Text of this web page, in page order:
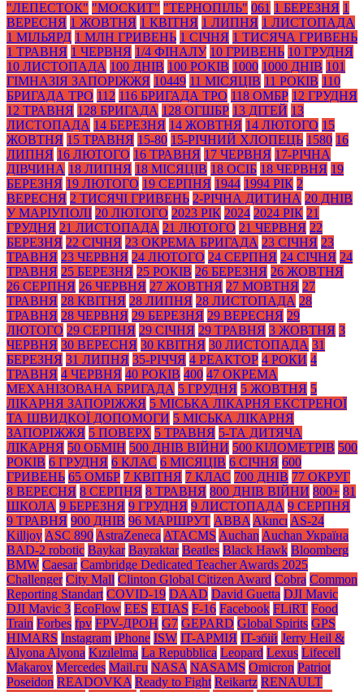
"ЛЕПЕСТОК" "МОСКИТ" "ТЕРНОПІЛЬ" 061 1 БЕРЕЗНЯ 1
ВЕРЕСНЯ 1 ЖОВТНЯ 1 КВІТНЯ 1 ЛИПНЯ 1 ЛИСТОПАДА
1 МІЛЬЯРД 1 МЛН ГРИВЕНЬ 1 СІЧНЯ 1 ТИСЯЧА ГРИВЕНЬ
1 ТРАВНЯ 1 ЧЕРВНЯ 1/4 ФІНАЛУ 10 ГРИВЕНЬ 10 ГРУДНЯ
10 ЛИСТОПАДА 100 ДНІВ 100 РОКІВ 1000 1000 ДНІВ 101
ГІМНАЗІЯ ЗАПОРІЖЖЯ 10449 11 МІСЯЦІВ 11 РОКІВ 110
БРИГАДА ТРО 112 116 БРИГАДА ТРО 118 ОМБР 12 ГРУДНЯ
12 ТРАВНЯ 128 БРИГАДА 128 ОГШБР 13 ДІТЕЙ 13
ЛИСТОПАДА 14 БЕРЕЗНЯ 14 ЖОВТНЯ 14 ЛЮТОГО 15
ЖОВТНЯ 15 ТРАВНЯ 15-80 15-РІЧНИЙ ХЛОПЕЦЬ 1580 16
ЛИПНЯ 16 ЛЮТОГО 16 ТРАВНЯ 17 ЧЕРВНЯ 17-РІЧНА
ДІВЧИНА 18 ЛИПНЯ 18 МІСЯЦІВ 18 ОСІБ 18 ЧЕРВНЯ 19
БЕРЕЗНЯ 19 ЛЮТОГО 19 СЕРПНЯ 1944 1994 РІК 2
ВЕРЕСНЯ 2 ТИСЯЧІ ГРИВЕНЬ 2-РІЧНА ДИТИНА 20 ДНІВ
У МАРІУПОЛІ 20 ЛЮТОГО 2023 РІК 2024 2024 РІК 21
ГРУДНЯ 21 ЛИСТОПАДА 21 ЛЮТОГО 21 ЧЕРВНЯ 22
БЕРЕЗНЯ 22 СІЧНЯ 23 ОКРЕМА БРИГАДА 23 СІЧНЯ 23
ТРАВНЯ 23 ЧЕРВНЯ 24 ЛЮТОГО 24 СЕРПНЯ 24 СІЧНЯ 24
ТРАВНЯ 25 БЕРЕЗНЯ 25 РОКІВ 26 БЕРЕЗНЯ 26 ЖОВТНЯ
26 СЕРПНЯ 26 ЧЕРВНЯ 27 ЖОВТНЯ 27 МОВТНЯ 27
ТРАВНЯ 28 КВІТНЯ 28 ЛИПНЯ 28 ЛИСТОПАДА 28
ТРАВНЯ 28 ЧЕРВНЯ 29 БЕРЕЗНЯ 29 ВЕРЕСНЯ 29
ЛЮТОГО 29 СЕРПНЯ 29 СІЧНЯ 29 ТРАВНЯ 3 ЖОВТНЯ 3
ЧЕРВНЯ 30 ВЕРЕСНЯ 30 КВІТНЯ 30 ЛИСТОПАДА 31
БЕРЕЗНЯ 31 ЛИПНЯ 35-РІЧЧЯ 4 РЕАКТОР 4 РОКИ 4
ТРАВНЯ 4 ЧЕРВНЯ 40 РОКІВ 400 47 ОКРЕМА
МЕХАНІЗОВАНА БРИГАДА 5 ГРУДНЯ 5 ЖОВТНЯ 5
ЛІКАРНЯ ЗАПОРІЖЖЯ 5 МІСЬКА ЛІКАРНЯ ЕКСТРЕНОЇ
ТА ШВИДКОЇ ДОПОМОГИ 5 МІСЬКА ЛІКАРНЯ
ЗАПОРІЖЖЯ 5 ПОВЕРХ 5 ТРАВНЯ 5-ТА ДИТЯЧА
ЛІКАРНЯ 50 ОБМІН 500 ДНІВ ВІЙНИ 500 КІЛОМЕТРІВ 500
РОКІВ 6 ГРУДНЯ 6 КЛАС 6 МІСЯЦІВ 6 СІЧНЯ 600
ГРИВЕНЬ 65 ОМБР 7 КВІТНЯ 7 КЛАС 700 ДНІВ 77 ОКРУГ
8 ВЕРЕСНЯ 8 СЕРПНЯ 8 ТРАВНЯ 800 ДНІВ ВІЙНИ 800+ 81
ШКОЛА 9 БЕРЕЗНЯ 9 ГРУДНЯ 9 ЛИСТОПАДА 9 СЕРПНЯ
9 ТРАВНЯ 900 ДНІВ 96 МАРШРУТ ABBA Akıncı AS-24
Killjoy ASC 890 AstraZeneca ATACMS Auchan Auchan Україна
BAD-2 robotic Baykar Bayraktar Beatles Black Нawk Bloomberg
BMW Caesar Cambridge Dedicated Teacher Awards 2025
Challenger City Mall Clinton Global Citizen Award Cobra Common
Reporting Standart COVID-19 DAAD David Guetta DJI Mavic
DJI Mavic 3 EcoFlow EES ETIAS F-16 Facebook FLiRT Food
Train Forbes fpv FPV-ДРОН G7 GEPARD Global Spirits GPS
HIMARS Instagram iPhone ISW IT-АРМІЯ IT-збій Jerry Heil &
Alyona Alyona Kızılelma La Repubblica Leopard Lexus Lifecell
Makarov Mercedes Mаil.гu NASA NASAMS Omicron Patriot
Poseidon READOVKA Ready to Fight Reikartz RENAULT